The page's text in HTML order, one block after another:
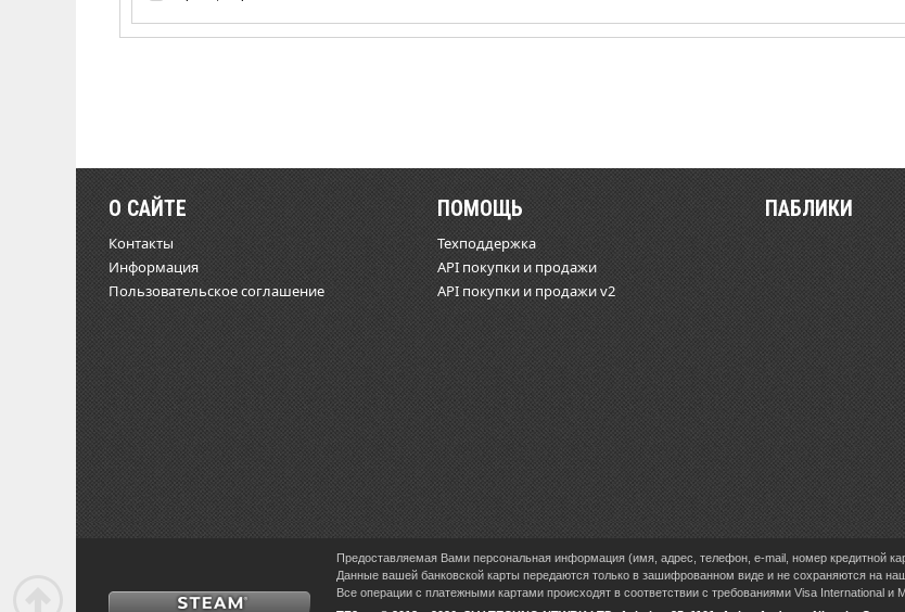
О САЙТЕ
Контакты
Информация
Пользовательское соглашение
ПОМОЩЬ
Техподдержка
API покупки и продажи
API покупки и продажи v2
ПАБЛИКИ
Предоставляемая Вами персональная информация (имя, адрес, телефон, e-mail, номер кредитной
Данные вашей банковской карты передаются только в зашифрованном виде и не сохраняются на
Все операции с платежными картами происходят в соответствии с требованиями Visa International и